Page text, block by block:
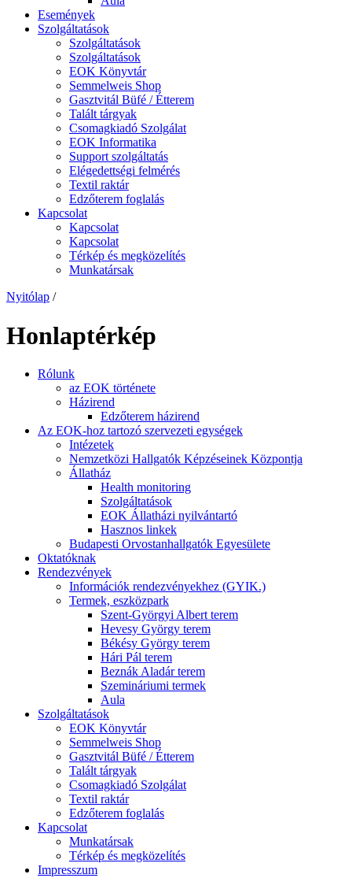
Események
Szolgáltatások
Szolgáltatások
Szolgáltatások
EOK Könyvtár
Semmelweis Shop
Gasztvitál Büfé / Étterem
Talált tárgyak
Csomagkiadó Szolgálat
EOK Informatika
Support szolgáltatás
Elégedettségi felmérés
Textil raktár
Edzőterem foglalás
Kapcsolat
Kapcsolat
Kapcsolat
Térkép és megközelítés
Munkatársak
Nyitólap /
Honlaptérkép
Rólunk
az EOK története
Házirend
Edzőterem házirend
Az EOK-hoz tartozó szervezeti egységek
Intézetek
Nemzetközi Hallgatók Képzéseinek Központja
Állatház
Health monitoring
Szolgáltatások
EOK Állatházi nyilvántartó
Hasznos linkek
Budapesti Orvostanhallgatók Egyesülete
Oktatóknak
Rendezvények
Információk rendezvényekhez (GYIK.)
Termek, eszközpark
Szent-Györgyi Albert terem
Hevesy György terem
Békésy György terem
Hári Pál terem
Beznák Aladár terem
Szemináriumi termek
Aula
Szolgáltatások
EOK Könyvtár
Semmelweis Shop
Gasztvitál Büfé / Étterem
Talált tárgyak
Csomagkiadó Szolgálat
Textil raktár
Edzőterem foglalás
Kapcsolat
Munkatársak
Térkép és megközelítés
Impresszum